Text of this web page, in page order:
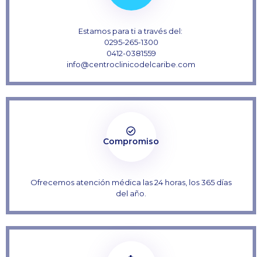
Estamos para ti a través del:
0295-265-1300
0412-0381559
info@centroclinicodelcaribe.com
Compromiso
Ofrecemos atención médica las 24 horas, los 365 días
del año.